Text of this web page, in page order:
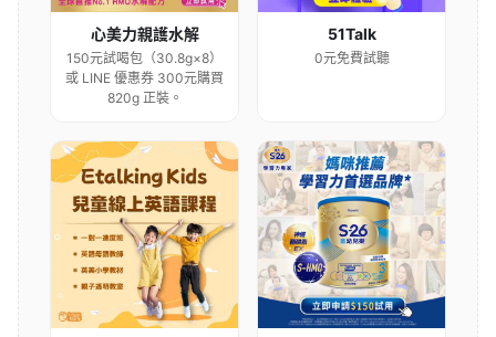
心美力親護水解
150元試喝包（30.8g×8）
或 LINE 優惠券 300元購買
820g 正裝。
51Talk
0元免費試聽